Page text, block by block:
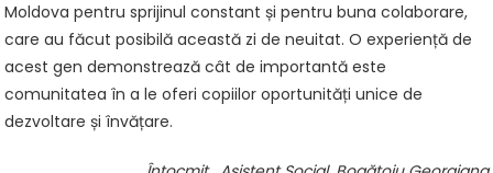
Moldova pentru sprijinul constant și pentru buna colaborare,
care au făcut posibilă această zi de neuitat. O experiență de
acest gen demonstrează cât de importantă este
comunitatea în a le oferi copiilor oportunități unice de
dezvoltare și învățare.